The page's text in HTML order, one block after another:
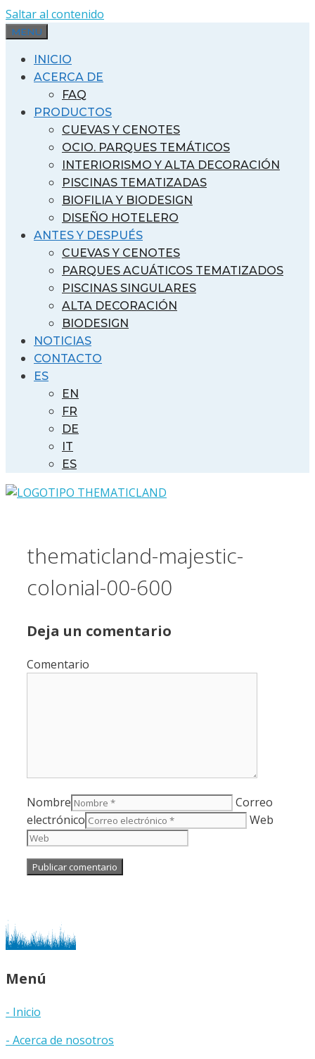
Saltar al contenido
MENU
INICIO
ACERCA DE
FAQ
PRODUCTOS
CUEVAS Y CENOTES
OCIO. PARQUES TEMÁTICOS
INTERIORISMO Y ALTA DECORACIÓN
PISCINAS TEMATIZADAS
BIOFILIA Y BIODESIGN
DISEÑO HOTELERO
ANTES Y DESPUÉS
CUEVAS Y CENOTES
PARQUES ACUÁTICOS TEMATIZADOS
PISCINAS SINGULARES
ALTA DECORACIÓN
BIODESIGN
NOTICIAS
CONTACTO
ES
EN
FR
DE
IT
ES
thematicland-majestic-
colonial-00-600
Deja un comentario
Comentario
Nombre
Correo
electrónico
Web
Menú
- Inicio
- Acerca de nosotros